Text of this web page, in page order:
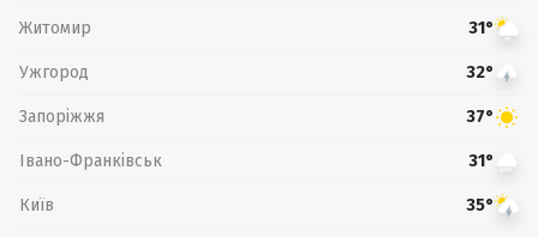
Житомир 31°
Ужгород 32°
Запоріжжя 37°
Івано-Франківськ 31°
Київ 35°